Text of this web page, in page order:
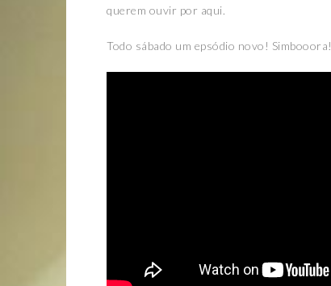
querem ouvir por aqui.
Todo sábado um epsódio novo! Simbooora!